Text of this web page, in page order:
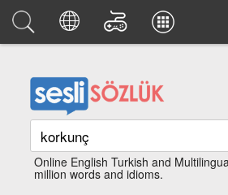
Online English Turkish and
million words and idioms.